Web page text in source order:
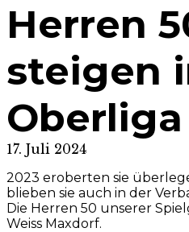
Herren
steigen
17. Juli 2024
2023 eroberten sie
blieben sie auch in der
Die Herren 50 unserer
Weiss Maxdorf.